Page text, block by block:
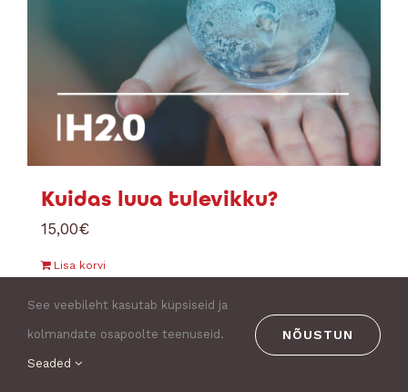
Kuidas luua tulevikku?
15,00€
Lisa korvi
See veebileht kasutab küpsiseid ja
kolmandate osapoolte teenuseid.
Seaded
NÕUSTUN